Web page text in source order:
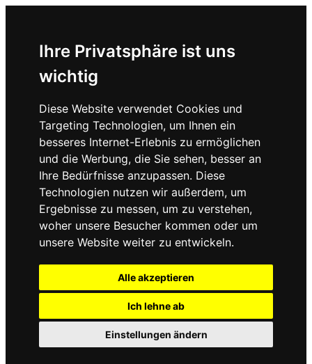
Ihre Privatsphäre ist uns
wichtig
Diese Website verwendet Cookies und
Targeting Technologien, um Ihnen ein
besseres Internet-Erlebnis zu ermöglichen
und die Werbung, die Sie sehen, besser an
Ihre Bedürfnisse anzupassen. Diese
Technologien nutzen wir außerdem, um
Ergebnisse zu messen, um zu verstehen,
woher unsere Besucher kommen oder um
unsere Website weiter zu entwickeln.
Alle akzeptieren
Ich lehne ab
Einstellungen ändern